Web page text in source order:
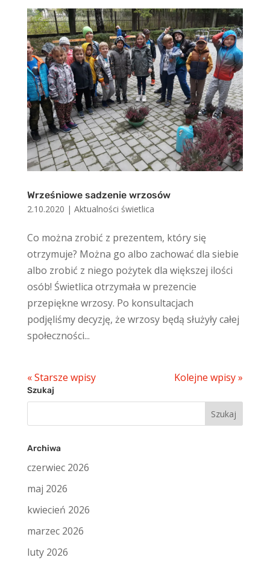
Wrześniowe sadzenie wrzosów
2.10.2020 | Aktualności świetlica
Co można zrobić z prezentem, który się
otrzymuje? Można go albo zachować dla siebie
albo zrobić z niego pożytek dla większej ilości
osób! Świetlica otrzymała w prezencie
przepiękne wrzosy. Po konsultacjach
podjęliśmy decyzję, że wrzosy będą służyły całej
społeczności...
« Starsze wpisy Kolejne wpisy »
Szukaj
Archiwa
czerwiec 2026
maj 2026
kwiecień 2026
marzec 2026
luty 2026